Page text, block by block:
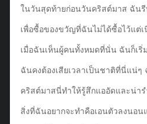
ในวันสุดท้ายก่อนวันคริสต์มาส ฉันรี
เพื่อซื้อของขวัญที่ฉันไม่ได้ซื้อไว้แต่
เมื่อฉันเห็นผู้คนทั้งหมดที่นั่น ฉันก็เริ่
ฉันคงต้องเสียเวลาเป็นชาติที่นี่แน่
คริสต์มาสนี่ทำให้รู้สึกแออัดและน่า
สิ่งที่ฉันอยากจะทำคือเอนตัวลงนอ